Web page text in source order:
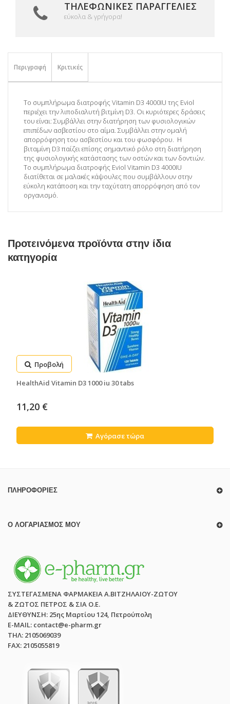
ΤΗΛΕΦΩΝΙΚΈΣ ΠΑΡΑΓΓΕΛΊΕΣ
εύκολα & γρήγορα!
Περιγραφή Κριτικές
Το συμπλήρωμα διατροφής Vitamin D3 4000IU της Eviol
περιέχει την λιποδιαλυτή βιτμίνη D3. Οι κυριότερες δράσεις
του είναι: Συμβάλλει στην διατήρηση των φυσιολογικών
επιπέδων ασβεστίου στο αίμα. Συμβάλλει στην ομαλή
απορρόφηση του ασβεστίου και του φωσφόρου. Η
βιταμίνη D3 παίζει επίσης σημαντικό ρόλο στη διατήρηση
της φυσιολογικής κατάστασης των οστών και των δοντιών.
Το συμπλήρωμα διατροφής Eviol Vitamin D3 4000IU
διατίθεται σε μαλακές κάψουλες που συμβάλλουν στην
εύκολη κατάποση και την ταχύτατη απορρόφηση από τον
οργανισμό.
Προτεινόμενα προϊόντα στην ίδια
κατηγορία
Προβολή
HealthAid Vitamin D3 1000 iu 30 tabs
11,20 €
Αγόρασε τώρα
ΠΛΗΡΟΦΟΡΊΕΣ
Ο ΛΟΓΑΡΙΑΣΜΌΣ ΜΟΥ
ΣΥΣΤΕΓΑΣΜΕΝΑ ΦΑΡΜΑΚΕΙΑ Α.ΒΙΤΖΗΛΑΙΟΥ-ΖΩΤΟΥ
& ΖΩΤΟΣ ΠΕΤΡΟΣ & ΣΙΑ Ο.Ε.
ΔΙΕΥΘΥΝΣΗ: 25ης Μαρτίου 124, Πετρούπολη
E-MAIL: contact@e-pharm.gr
ΤΗΛ: 2105069039
FAX: 2105055819